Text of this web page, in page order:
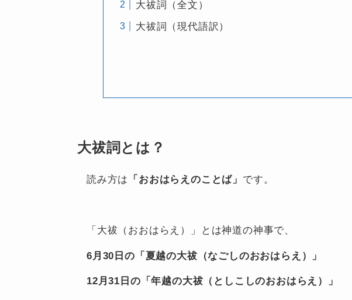
大祓詞（全文）
大祓詞（現代語訳）
大祓詞とは？
読み方は 「おおはらえのことば」 です。
「大祓（おおはらえ）」とは神道の神事で、
6月30日の「夏越の大祓（なごしのおおはらえ）」
12月31日の「年越の大祓（としこしのおおはらえ）」